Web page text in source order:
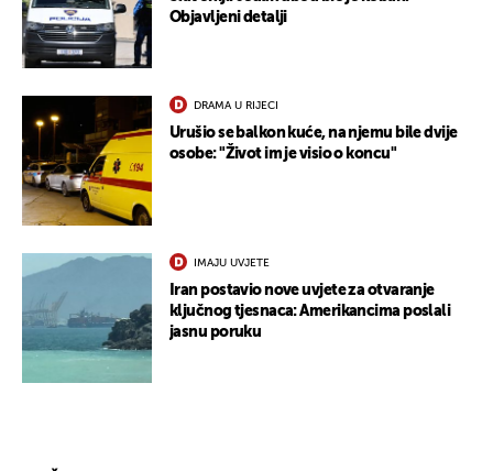
Objavljeni detalji
DRAMA U RIJECI
Urušio se balkon kuće, na njemu bile dvije
osobe: "Život im je visio o koncu"
IMAJU UVJETE
Iran postavio nove uvjete za otvaranje
ključnog tjesnaca: Amerikancima poslali
jasnu poruku
UKLJUČITE NOTIFIKACIJE